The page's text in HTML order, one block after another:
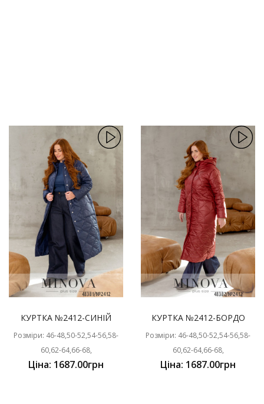
КУРТКА №2412-СИНІЙ
Розміри: 46-48,50-52,54-56,58-
60,62-64,66-68,
Ціна: 1687.00грн
КУРТКА №2412-БОРДО
Розміри: 46-48,50-52,54-56,58-
60,62-64,66-68,
Ціна: 1687.00грн